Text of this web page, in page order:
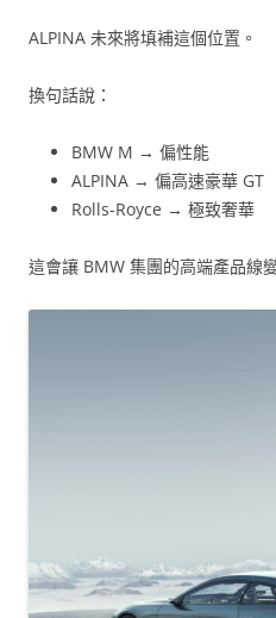
ALPINA 未來將填補這個位置。
換句話說：
BMW M → 偏性能
ALPINA → 偏高速豪華 GT
Rolls-Royce → 極致奢華
這會讓 BMW 集團的高端產品線